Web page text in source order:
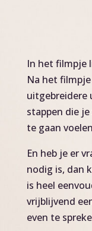
In het filmpje
Na het
uitgebreidere
stappen die
te gaan
En heb je er
nodig is, dan
is heel
vrijblijvend
even te